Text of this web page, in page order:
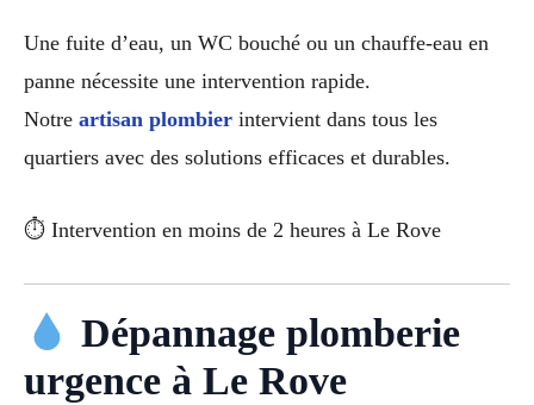
Une fuite d’eau, un WC bouché ou un chauffe-eau en
panne nécessite une intervention rapide.
Notre artisan plombier intervient dans tous les
quartiers avec des solutions efficaces et durables.
⏱ Intervention en moins de 2 heures à Le Rove
Dépannage plomberie
urgence à Le Rove